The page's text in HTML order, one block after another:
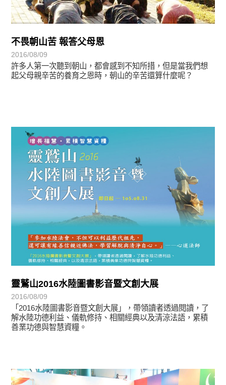
不畏朝山苦 報答父母恩
2016/08/09
許多人第一次聽到朝山，都會感到不知所措，但是當我們想
起父母親辛苦的養育之恩時，朝山的辛苦還算什麼呢？
靈鷲山2016水陸圖書影音暨文創大展
2016/08/09
「2016水陸圖書影音暨文創大展」，帶領讀者透過閱讀，了
解水陸功德利益、儀軌修持、相關經典以及清涼法語，累積
善業功德與智慧資糧。
學習分享